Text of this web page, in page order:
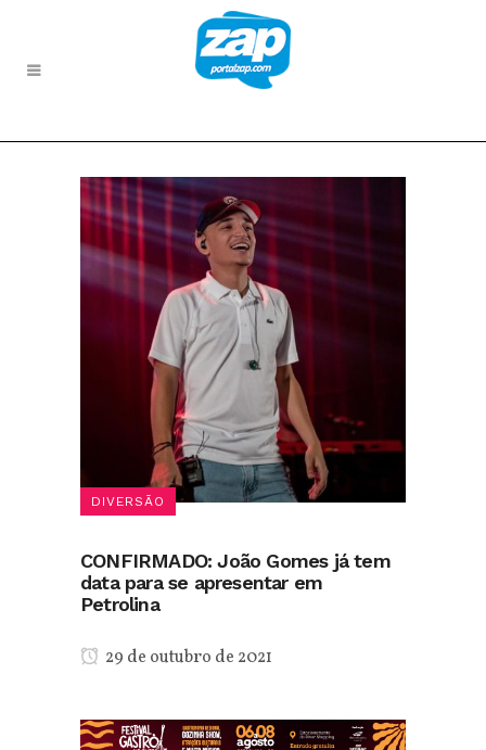
DIVERSÃO
CONFIRMADO: João Gomes já tem
data para se apresentar em
Petrolina
29 de outubro de 2021